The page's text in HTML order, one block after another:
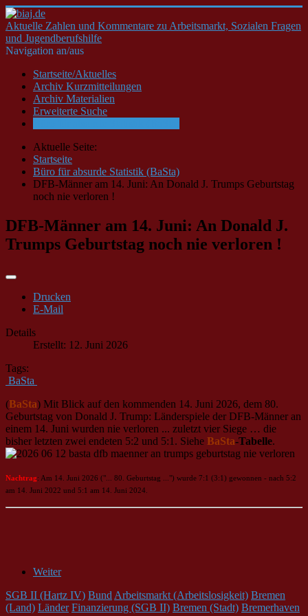
Aktuelle Zahlen und Kommentare zu Arbeitsmarkt, Sozialen Fragen
und Jugendberufshilfe
Navigation an/aus
Startseite/Aktuelles
Archiv Kurzmitteilungen
Archiv Materialien
Erweiterte Suche
Aktuelle Seite:
Startseite
Büro für absurde Statistik (BaSta)
DFB-Männer am 14. Juni: An Donald J. Trumps Geburtstag
noch nie verloren !
DFB-Männer am 14. Juni: An Donald J.
Trumps Geburtstag noch nie verloren !
Drucken
E-Mail
Details
Erstellt: 12. Juni 2026
Tags:
BaSta
(BaSta) Mit Blick auf den kommenden 14. Juni 2026, dem 80.
Geburtstag von Donald J. Trump: Länderspiele der DFB-Männer an
einem 14. Juni wurden nie verloren ... zuletzt vier Siege … die
bisher letzten zwei endeten 5:2 und 5:1. Siehe BaSta-Tabelle.
Nachtrag: Am 14. Juni 2026 ("... 80. Geburtstag ...") wurde 7:1 (3:1) gewonnen - nach 5:2
am 14. Juni 2022 und 5:1 am 14. Juni 2024.
Weiter
SGB II (Hartz IV) Bund Arbeitsmarkt (Arbeitslosigkeit) Bremen
(Land) Länder Finanzierung (SGB II) Bremen (Stadt) Bremerhaven